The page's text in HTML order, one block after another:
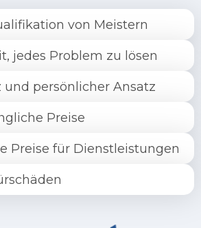
von Meistern
jedes Problem zu lösen
und persönlicher Ansatz
Preise
Preise für Dienstleistungen